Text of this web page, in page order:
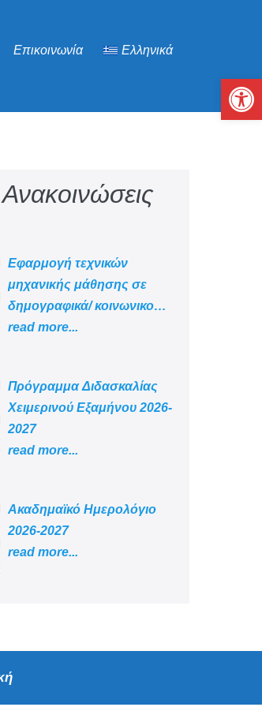
Επικοινωνία Ελληνικά
Ανακοινώσεις
Εφαρμογή τεχνικών
μηχανικής μάθησης σε
δημογραφικά/ κοινωνικο
-οικονομικά δεδομένα
read more...
Πρόγραμμα Διδασκαλίας
Χειμερινού Εξαμήνου 2026-
2027
read more...
Aκαδημαϊκό Ημερολόγιο
2026-2027
read more...